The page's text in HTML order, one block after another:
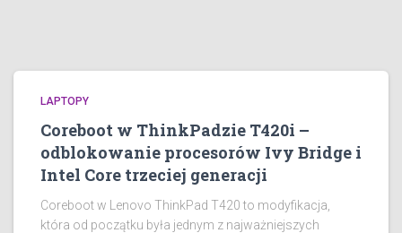
LAPTOPY
Coreboot w ThinkPadzie T420i –
odblokowanie procesorów Ivy Bridge i
Intel Core trzeciej generacji
Coreboot w Lenovo ThinkPad T420 to modyfikacja,
która od początku była jednym z najważniejszych